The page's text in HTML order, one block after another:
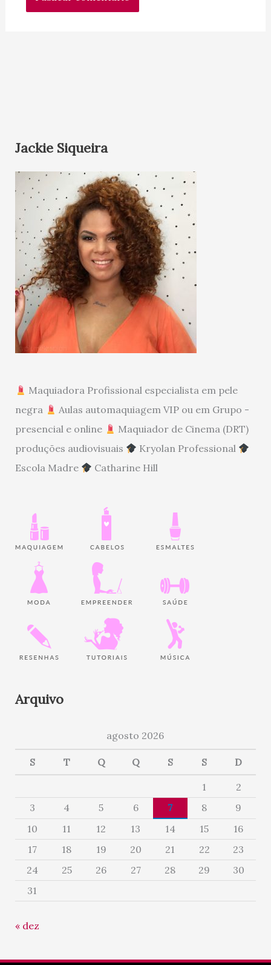
Jackie Siqueira
Maquiadora Profissional especialista em pele
negra
Aulas automaquiagem VIP ou em Grupo -
presencial e online
Maquiador de Cinema (DRT)
produções audiovisuais
Kryolan Professional
Escola Madre
Catharine Hill
Arquivo
agosto 2026
S T Q Q S S D
1
2
3
4 5 6 7 8
9
10
11 12 13 14 15
16
17
18 19 20 21 22
23
24
25 26 27 28 29
30
31
« dez